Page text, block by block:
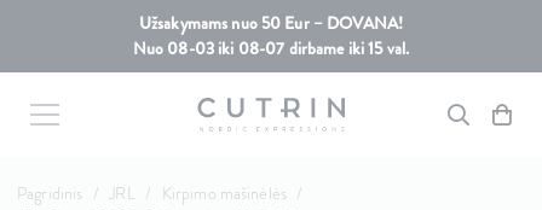
Užsakymams nuo 50 Eur – DOVANA!
Nuo 08-03 iki 08-07 dirbame iki 15 val.
Pagridinis / JRL / Kirpimo mašinėlės /